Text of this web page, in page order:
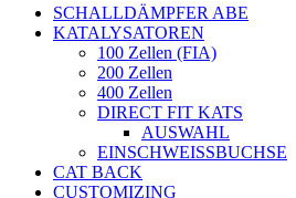
SCHALLDÄMPFER ABE
KATALYSATOREN
100 Zellen (FIA)
200 Zellen
400 Zellen
DIRECT FIT KATS
AUSWAHL
EINSCHWEISSBUCHSE
CAT BACK
CUSTOMIZING